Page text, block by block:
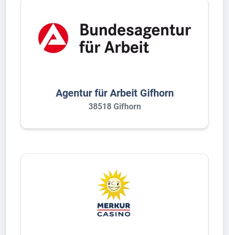
Agentur für Arbeit Gifhorn
38518 Gifhorn